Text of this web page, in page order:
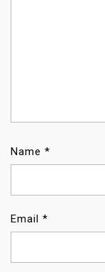
Name *
Email *